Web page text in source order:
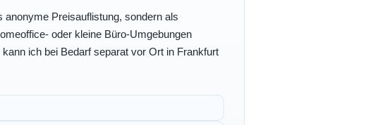
Preisauflistung, sondern als
oder kleine Büro-Umgebungen
ich bei Bedarf separat vor Ort in Frankfurt